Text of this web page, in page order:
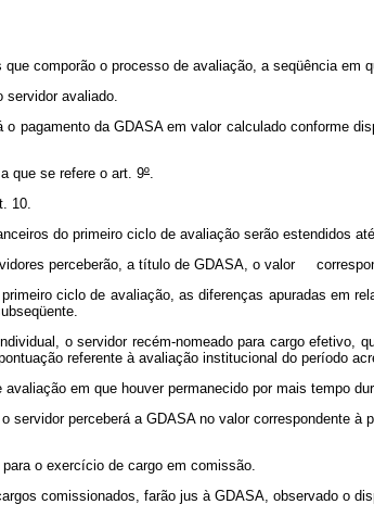
comporão o processo de avaliação, a seqüência em
avaliado.
da GDASA em valor calculado conforme
que se refere o art. 9º.
10.
do primeiro ciclo de avaliação serão estendidos
perceberão, a título de GDASA, o valor
ciclo de avaliação, as diferenças apuradas em
o servidor recém-nomeado para cargo efetivo,
referente à avaliação institucional do período
em que houver permanecido por mais tempo
perceberá a GDASA no valor correspondente à
o exercício de cargo em comissão.
comissionados, farão jus à GDASA, observado o